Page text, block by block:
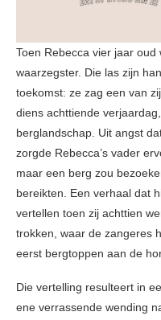
Toen Rebecca vier jaar
waarzegster. Die las zijn
toekomst: ze zag een van
diens achttiende
berglandschap. Uit angst
zorgde Rebecca’s vader
maar een berg zou
bereikten. Een verhaal dat
vertellen toen zij achttien
trokken, waar de zangeres
eerst bergtoppen aan de
Die vertelling resulteert in
ene verrassende wending